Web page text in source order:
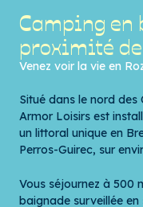
Camping en
proximité
Venez voir la vie en
Situé dans le nord des
Armor Loisirs est
un littoral unique en
Perros-Guirec, sur
Vous séjournez à 500
baignade surveillée